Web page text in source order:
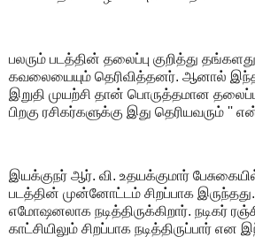
பலரும் படத்தின் தலைப்பு குறித்து
கவலையையும் தெரிவித்தனர். ஆனால்
இறுதி முயற்சி தான் பொருத்தமான
பிறகு ரசிகர்களுக்கு இது தெரியவரும் ''
இயக்குநர் ஆர். வி. உதயக்குமார்
படத்தின் முன்னோட்டம் சிறப்பாக
எமோஷனலாக நடித்திருக்கிறார். நடிகர்
காட்சியிலும் சிறப்பாக நடித்திருப்பார்